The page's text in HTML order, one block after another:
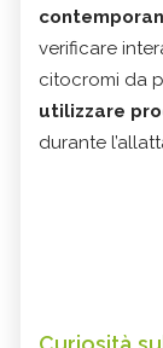
verificare
citocromi da
utilizzare
durante